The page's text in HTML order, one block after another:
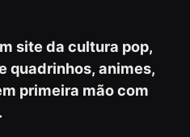
site da cultura pop,
quadrinhos, animes,
primeira mão com